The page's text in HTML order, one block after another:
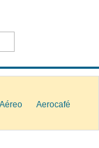
Aerocafé